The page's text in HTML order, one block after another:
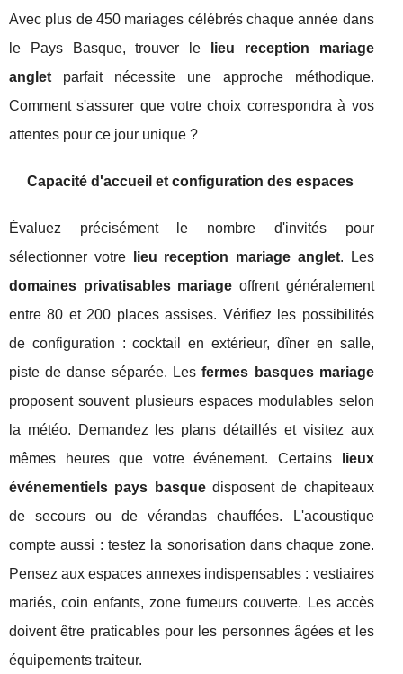
Avec plus de 450 mariages célébrés chaque année dans
le Pays Basque, trouver le
lieu reception mariage
angletparfait nécessite une approche méthodique.
Comment s'assurer que votre choix correspondra à vos
attentes pour ce jour unique ?
Capacité d'accueil et configuration des espaces
Évaluez précisément le nombre d'invités pour
sélectionner votre
lieu reception mariage anglet. Les
domaines privatisables mariage offrent généralement
entre 80 et 200 places assises. Vérifiez les possibilités
de configuration : cocktail en extérieur, dîner en salle,
piste de danse séparée. Lesfermes basques mariage
proposent souvent plusieurs espaces modulables selon
la météo. Demandez les plans détaillés et visitez aux
mêmes heures que votre événement. Certains
lieux
événementiels pays basquedisposent de chapiteaux
de secours ou de vérandas chauffées. L'acoustique
compte aussi : testez la sonorisation dans chaque zone.
Pensez aux espaces annexes indispensables : vestiaires
mariés, coin enfants, zone fumeurs couverte. Les accès
doivent être praticables pour les personnes âgées et les
équipements traiteur.